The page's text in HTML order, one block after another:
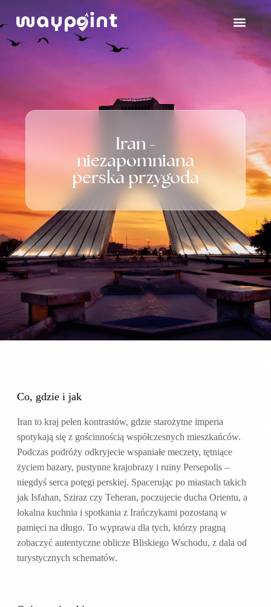
Strona
firmowe
Kontakt
Iran -
niezapomniana
perska przygoda
Co, gdzie i jak
Iran to kraj pełen kontrastów, gdzie starożytne imperia
spotykają się z gościnnością współczesnych mieszkańców.
Podczas podróży odkryjecie wspaniałe meczety, tętniące
życiem bazary, pustynne krajobrazy i ruiny Persepolis –
niegdyś serca potęgi perskiej. Spacerując po miastach takich
jak Isfahan, Sziraz czy Teheran, poczujecie ducha Orientu, a
lokalna kuchnia i spotkania z Irańczykami pozostaną w
pamięci na długo. To wyprawa dla tych, którzy pragną
zobaczyć autentyczne oblicze Bliskiego Wschodu, z dala od
turystycznych schematów.